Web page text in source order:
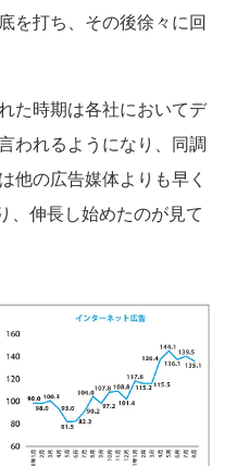
を打ち、その後徐々に回
た時期は各社においてデ
われるようになり、同調
他の広告媒体よりも早く
、伸長し始めたのが見て